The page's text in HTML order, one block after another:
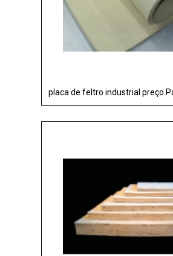
placa de feltro industrial preço